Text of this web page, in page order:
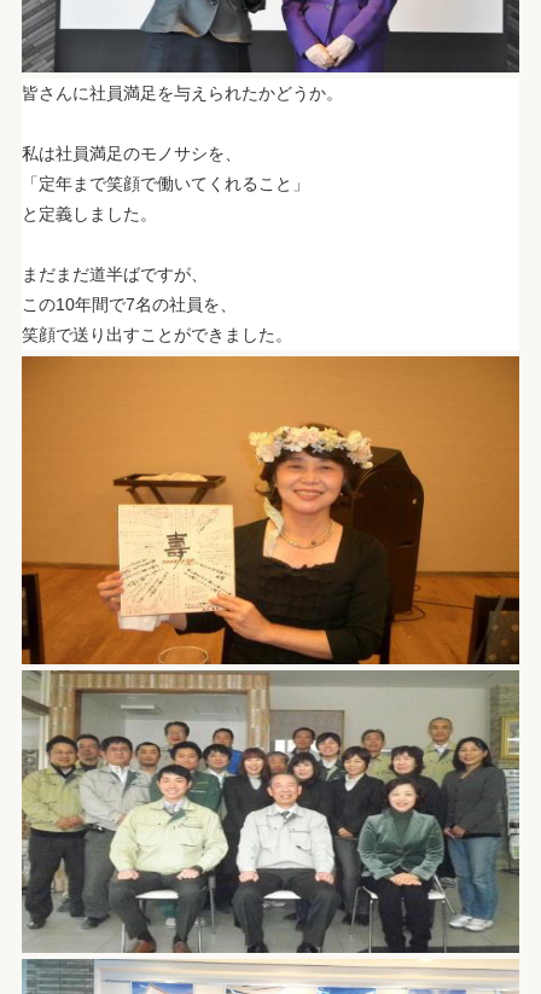
皆さんに社員満足を与えられたかどうか。
私は社員満足のモノサシを、
「定年まで笑顔で働いてくれること」
と定義しました。
まだまだ道半ばですが、
この10年間で7名の社員を、
笑顔で送り出すことができました。